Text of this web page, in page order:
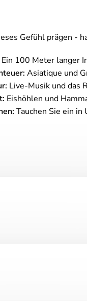
Gefühl prägen -
Ein 100 Meter langer
Asiatique und
Live-Musik und das
Eishöhlen und
Tauchen Sie ein